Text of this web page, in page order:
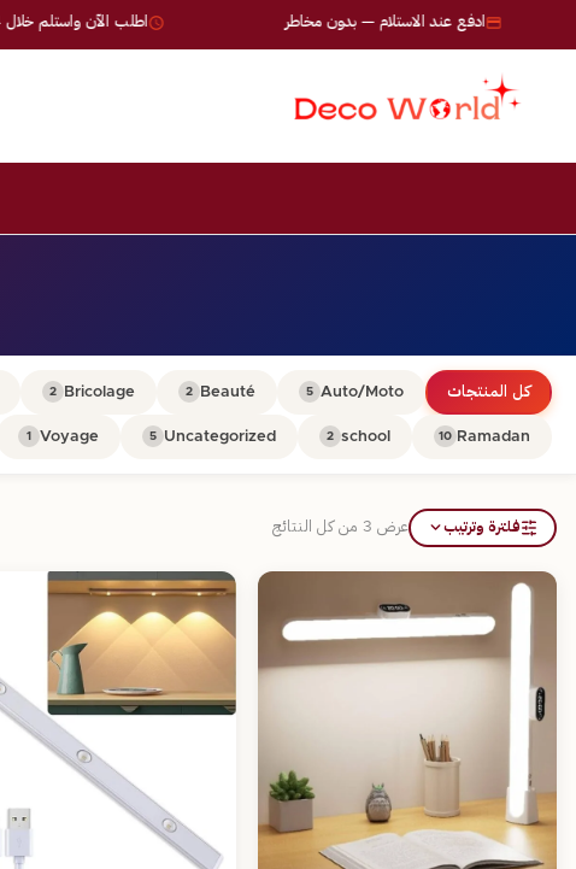
اطلب الآن واستلم خلال 24-72 ساعة ادفع عند الاستلام — بدون مخاطر
كل المنتجات Auto/Moto
5
Beauté
2
Bricolage
2
Ramadan
10
school
2
Uncategorized
5
Voyage
1
فلترة وترتيب عرض ⁦3⁩ من كل النتائج